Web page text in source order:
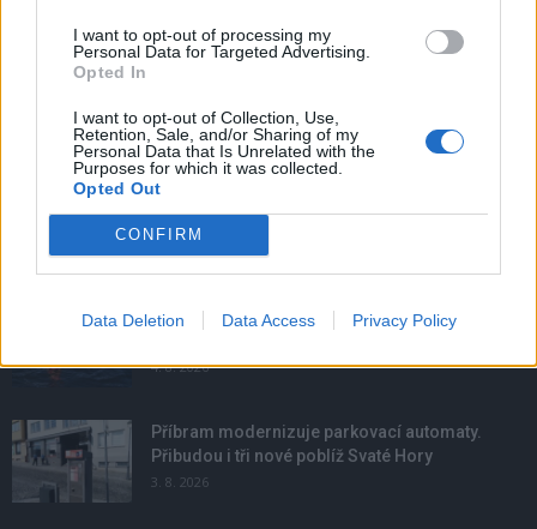
I want to opt-out of processing my
Personal Data for Targeted Advertising.
Opted In
I want to opt-out of Collection, Use,
Retention, Sale, and/or Sharing of my
Personal Data that Is Unrelated with the
Purposes for which it was collected.
Opted Out
CONFIRM
Data Deletion Data Access Privacy Policy
NOVINKY
6. 8. 2026
Většina koupališť na Příbramsku nabízí výborné
4. 8. 2026
Příbram modernizuje parkovací automaty.
Přibudou i tři nové poblíž Svaté Hory
3. 8. 2026